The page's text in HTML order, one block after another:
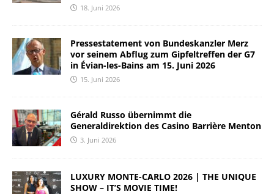
18. Juni 2026
Pressestatement von Bundeskanzler Merz
vor seinem Abflug zum Gipfeltreffen der G7
in Évian-les-Bains am 15. Juni 2026
15. Juni 2026
Gérald Russo übernimmt die
Generaldirektion des Casino Barrière Menton
3. Juni 2026
LUXURY MONTE-CARLO 2026 | THE UNIQUE
SHOW – IT’S MOVIE TIME!